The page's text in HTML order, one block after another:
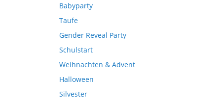
Babyparty
Taufe
Gender Reveal Party
Schulstart
Weihnachten & Advent
Halloween
Silvester